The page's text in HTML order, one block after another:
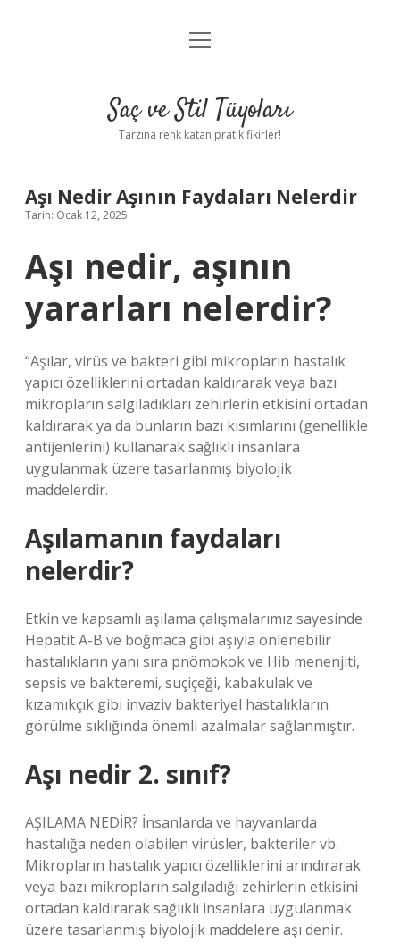
Anasayfa
Yasal Uyarı
menüyü
Saç ve Stil Tüyoları
Tarzına renk katan pratik fikirler!
Aşı Nedir Aşının Faydaları Nelerdir
Tarih: Ocak 12, 2025
Aşı nedir, aşının
yararları nelerdir?
“Aşılar, virüs ve bakteri gibi mikropların hastalık
yapıcı özelliklerini ortadan kaldırarak veya bazı
mikropların salgıladıkları zehirlerin etkisini ortadan
kaldırarak ya da bunların bazı kısımlarını (genellikle
antijenlerini) kullanarak sağlıklı insanlara
uygulanmak üzere tasarlanmış biyolojik
maddelerdir.
Aşılamanın faydaları
nelerdir?
Etkin ve kapsamlı aşılama çalışmalarımız sayesinde
Hepatit A-B ve boğmaca gibi aşıyla önlenebilir
hastalıkların yanı sıra pnömokok ve Hib menenjiti,
sepsis ve bakteremi, suçiçeği, kabakulak ve
kızamıkçık gibi invaziv bakteriyel hastalıkların
görülme sıklığında önemli azalmalar sağlanmıştır.
Aşı nedir 2. sınıf?
AŞILAMA NEDİR? İnsanlarda ve hayvanlarda
hastalığa neden olabilen virüsler, bakteriler vb.
Mikropların hastalık yapıcı özelliklerini arındırarak
veya bazı mikropların salgıladığı zehirlerin etkisini
ortadan kaldırarak sağlıklı insanlara uygulanmak
üzere tasarlanmış biyolojik maddelere aşı denir.